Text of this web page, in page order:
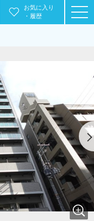
お気に入り
・履歴